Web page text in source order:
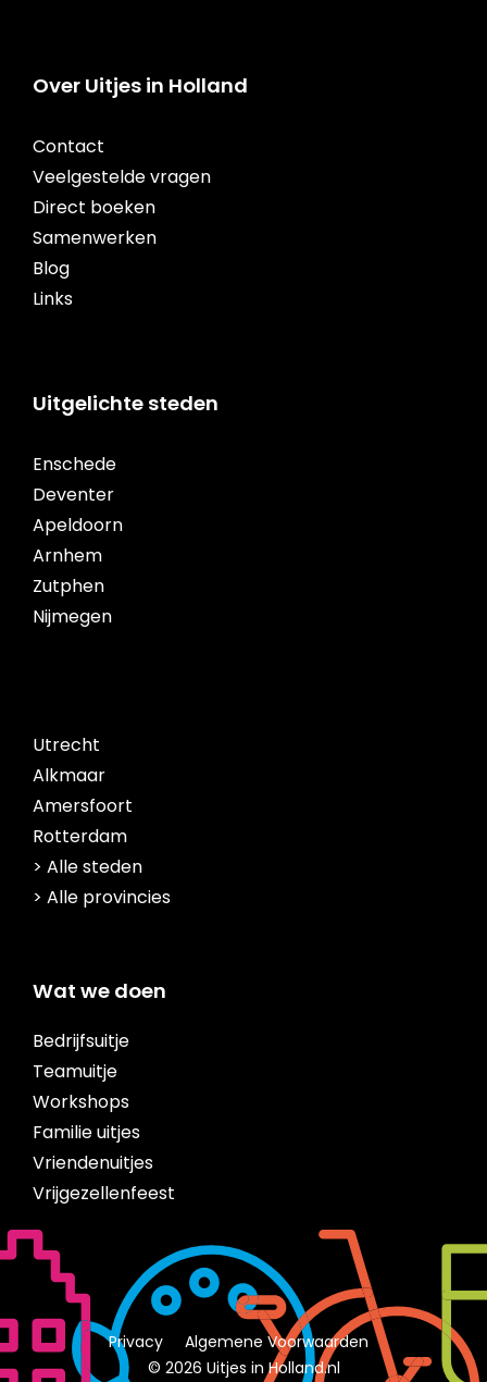
Over Uitjes in Holland
Contact
Veelgestelde vragen
Direct boeken
Samenwerken
Blog
Links
Uitgelichte steden
Enschede
Deventer
Apeldoorn
Arnhem
Zutphen
Nijmegen
Utrecht
Alkmaar
Amersfoort
Rotterdam
> Alle steden
> Alle provincies
Wat we doen
Bedrijfsuitje
Teamuitje
Workshops
Familie uitjes
Vriendenuitjes
Vrijgezellenfeest
Privacy
Algemene Voorwaarden
© 2026 Uitjes in Holland.nl